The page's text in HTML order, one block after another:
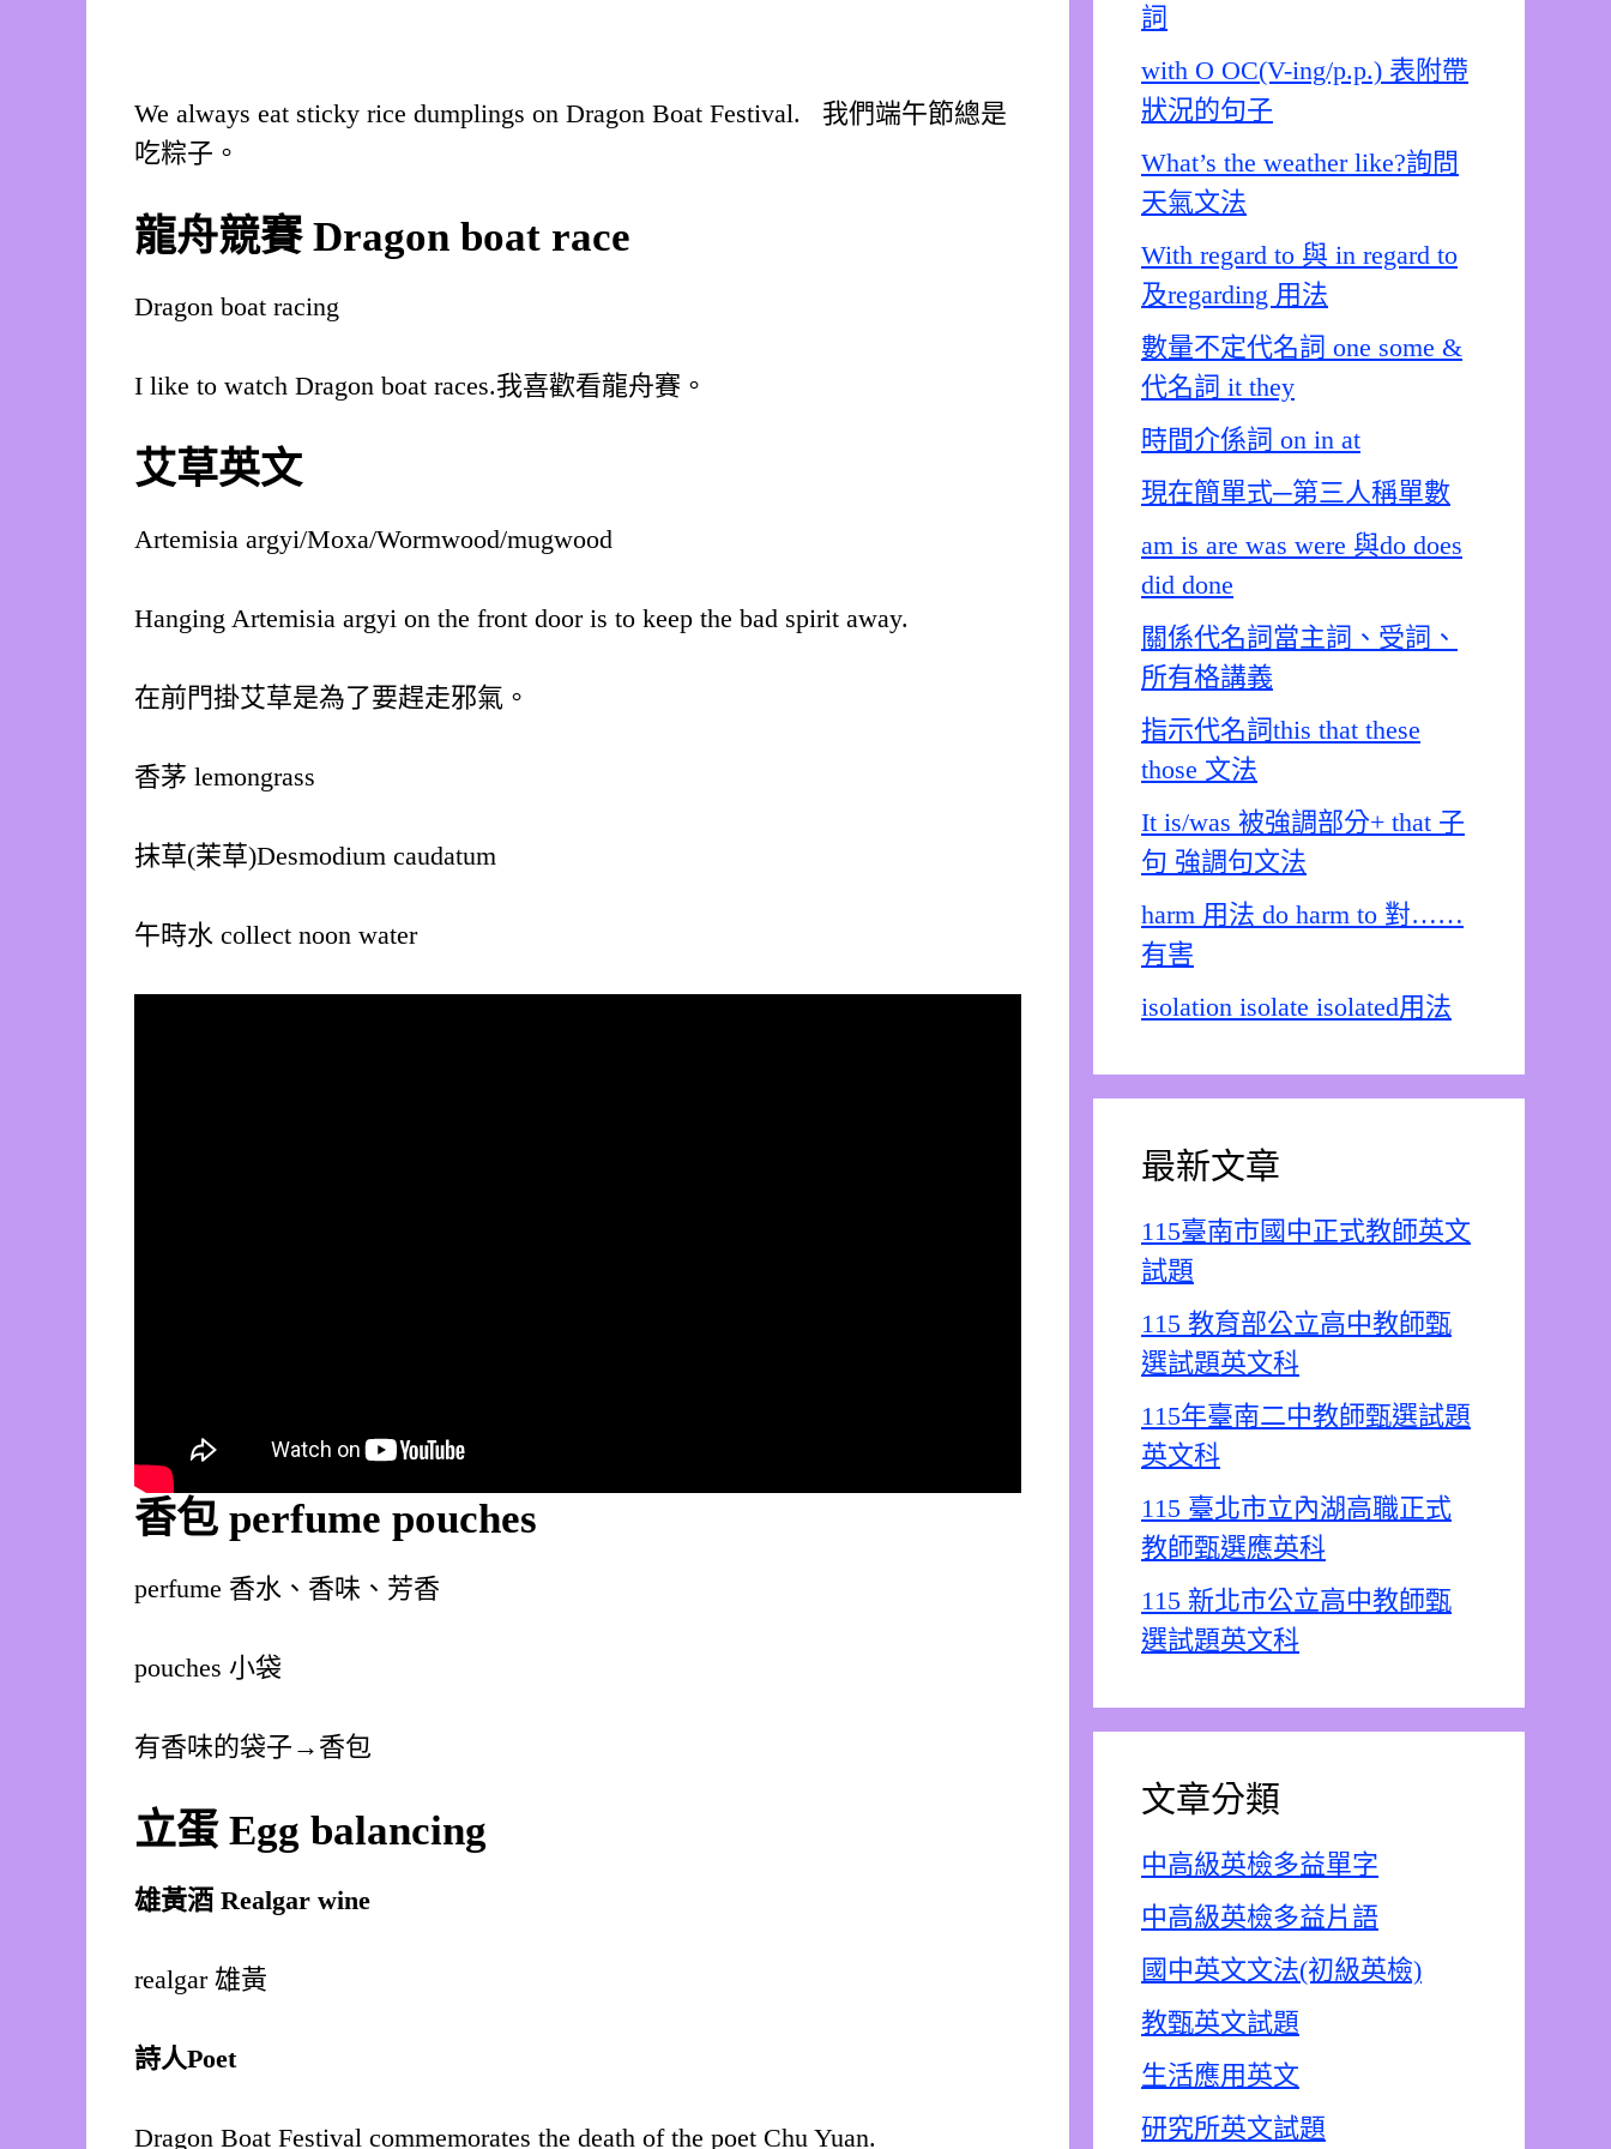
We always eat sticky rice dumplings on Dragon Boat Festival. 我們端午節總是
吃粽子。
龍舟競賽Dragon boat race
Dragon boat racing
I like to watch Dragon boat races.我喜歡看龍舟賽。
艾草英文
Artemisia argyi/Moxa/Wormwood/mugwood
Hanging Artemisia argyi on the front door is to keep the bad spirit away.
在前門掛艾草是為了要趕走邪氣。
香茅 lemongrass
抹草(茉草)Desmodium caudatum
午時水 collect noon water
香包 perfume pouches
perfume 香水、香味、芳香
pouches 小袋
有香味的袋子→香包
立蛋Egg balancing
雄黃酒 Realgar wine
realgar 雄黃
詩人Poet
Dragon Boat Festival commemorates the death of the poet Chu Yuan.
詞
with O OC(V-ing/p.p.) 表附帶
狀況的句子
What’s the weather like?詢問
天氣文法
With regard to 與 in regard to
及regarding 用法
數量不定代名詞 one some &
代名詞 it they
時間介係詞 on in at
現在簡單式─第三人稱單數
am is are was were 與do does
did done
關係代名詞當主詞、受詞、
所有格講義
指示代名詞this that these
those 文法
It is/was 被強調部分+ that 子
句 強調句文法
harm 用法 do harm to 對……
有害
isolation isolate isolated用法
最新文章
115臺南市國中正式教師英文
試題
115 教育部公立高中教師甄
選試題英文科
115年臺南二中教師甄選試題
英文科
115 臺北市立內湖高職正式
教師甄選應英科
115 新北市公立高中教師甄
選試題英文科
文章分類
中高級英檢多益單字
中高級英檢多益片語
國中英文文法(初級英檢)
教甄英文試題
生活應用英文
研究所英文試題